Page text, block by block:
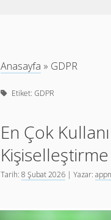
Anasayfa » GDPR
Etiket: GDPR
En Çok
Tarih:8 Şubat 2026 | Yazar: